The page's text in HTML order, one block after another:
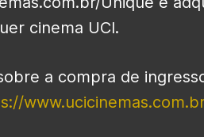
cinema UCI.
a compra de